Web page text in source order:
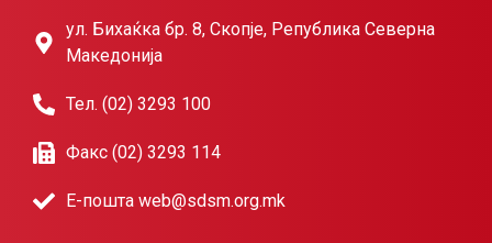
ул. Бихаќка бр. 8, Скопје, Република Северна
Македонија
Тел. (02) 3293 100
Факс (02) 3293 114
Е-пошта web@sdsm.org.mk